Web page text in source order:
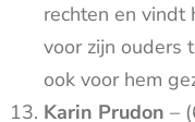
rechten en vindt
voor zijn ouders
ook voor hem
Karin Prudon –